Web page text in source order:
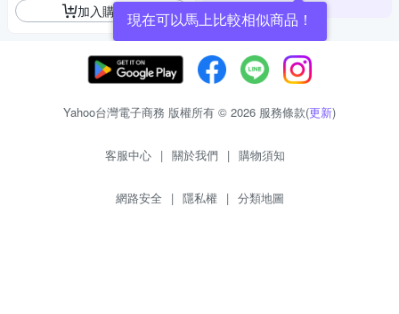
加入購物車現在可以馬上比較相似商品！
Yahoo台灣電子商務 版權所有 © 2026 服務條款(更新)
客服中心 | 關於我們 | 購物須知
網路安全 | 隱私權 | 分類地圖